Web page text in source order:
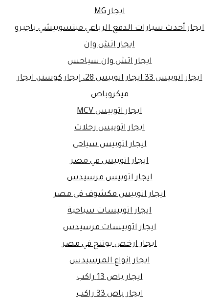
ايجار MG
ايجار أحدث سيارات الدفع الرباعي ميتسوبيشي باجيرو
ايجار اتش وان
ايجار اتش وان سياحس
ايجار اتوبيس 33 ايجار اتوبيس 28، إيجار كوستر، ايجار
ميكروباص
ايجار اتوبيس MCV
ايجار اتوبيس رحلات
ايجار اتوبيس سياحى
ايجار اتوبيس في مصر
ايجار اتوبيس مرسيدس
ايجار اتوبيس مكشوف فى مصر
ايجار اتوبيسات سياحية
ايجار اتوبيسات مرسيدس
ايجار ارخص يوتنج في مصر
ايجار انواع المرسيدس
ايجار باص 13 راكب
ايجار باص 33 راكب